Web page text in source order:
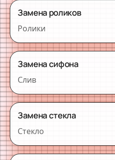
Замена роликов
Ролики
Замена сифона
Слив
Замена стекла
Стекло